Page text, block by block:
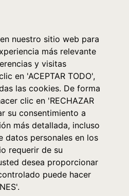
nuestro sitio web para
más relevante
y visitas
en 'ACEPTAR TODO',
las cookies. De forma
clic en 'RECHAZAR
su consentimiento a
más detallada, incluso
datos personales en los
requerir de su
desea proporcionar
puede hacer